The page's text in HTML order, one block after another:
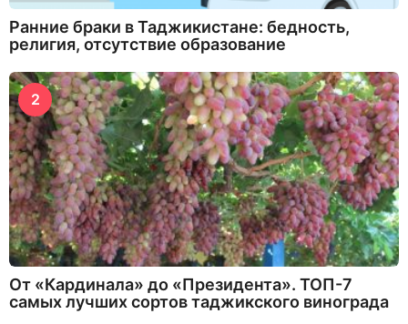
Ранние браки в Таджикистане: бедность,
религия, отсутствие образование
2
От «Кардинала» до «Президента». ТОП-7
самых лучших сортов таджикского винограда